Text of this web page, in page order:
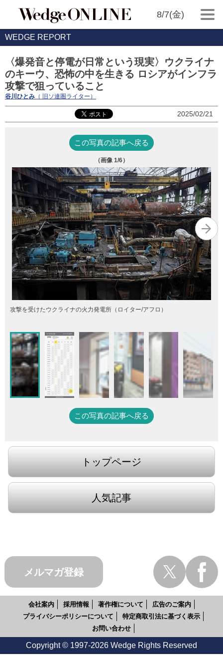
8/7(金)
WEDGE REPORT
〈爆発音と停電が日常という現実〉ウクライナ
のキーウ、恐怖の中を生きる ロシアがインフラ
攻撃で狙っていること
谷川ひとみ （ 旧ソ連圏ライター）
2025/02/21
この写真の記事へ戻る
（画像 1/6）
攻撃を受けたウクライナの火力発電所（ロイター/アフロ）
この写真の記事へ戻る
トップページ
人気記事
メルマガ登録
会社案内 採用情報 著作権について
広告のご案内
プライバシーポリシーについて
特定商取引法に基づく表示
お問い合わせ
Copyright © 1997-2026 Wedge Rights Reserved